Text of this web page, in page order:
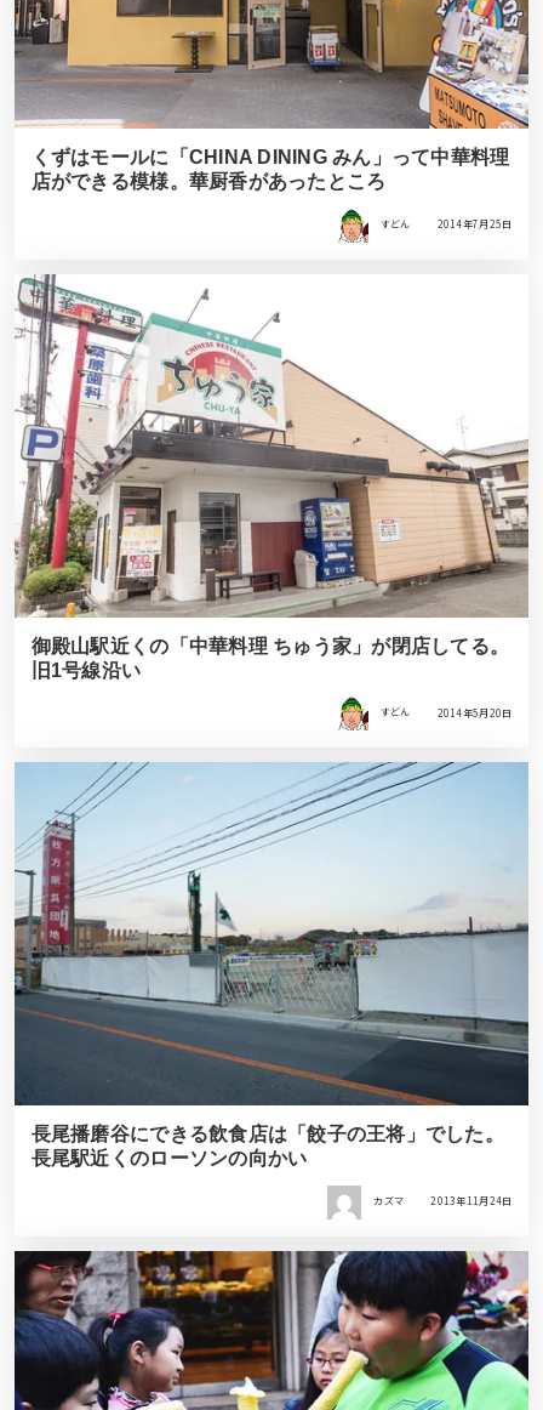
くずはモールに「CHINA DINING みん」って中華料理
店ができる模様。華厨香があったところ
すどん 2014年7月25日
御殿山駅近くの「中華料理 ちゅう家」が閉店してる。
旧1号線沿い
すどん 2014年5月20日
長尾播磨谷にできる飲食店は「餃子の王将」でした。
長尾駅近くのローソンの向かい
カズマ 2013年11月24日